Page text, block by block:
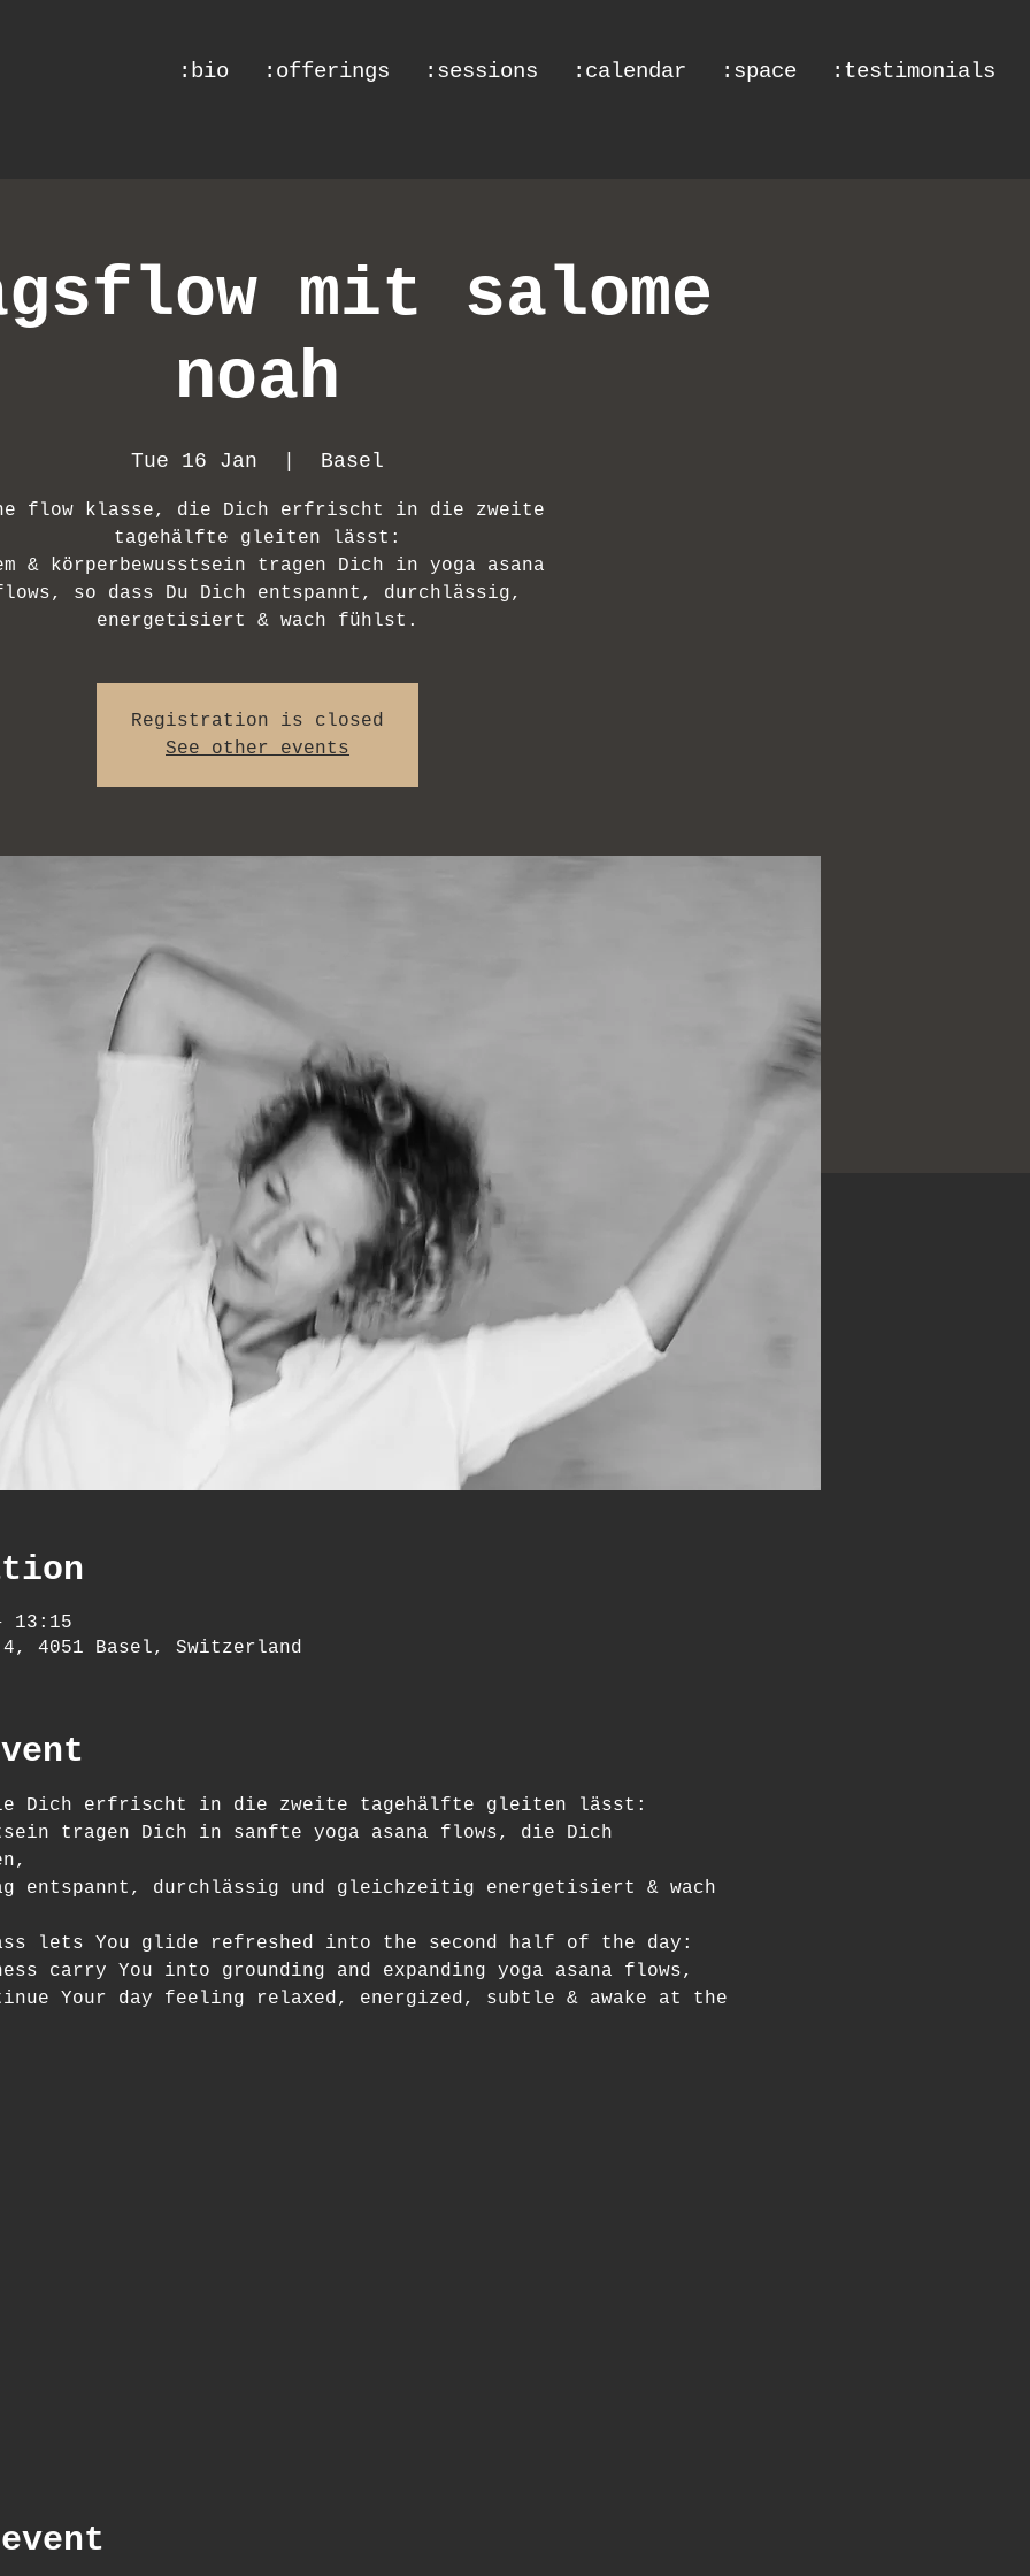
:bio :offerings :sessions :calendar :space :testimonials
mit salome
noah
Tue 16 Jan Basel
flow klasse, die Dich erfrischt in die zweite
tagehälfte gleiten lässt:
& körperbewusstsein tragen Dich in yoga asana
so dass Du Dich entspannt, durchlässig,
Registration is closed
See other events
13:15
4051 Basel, Switzerland
Dich erfrischt in die zweite tagehälfte gleiten lässt:
tragen Dich in sanfte yoga asana flows, die Dich
entspannt, durchlässig und gleichzeitig energetisiert & wach
lets You glide refreshed into the second half of the day:
carry You into grounding and expanding yoga asana flows,
Your day feeling relaxed, energized, subtle & awake at the